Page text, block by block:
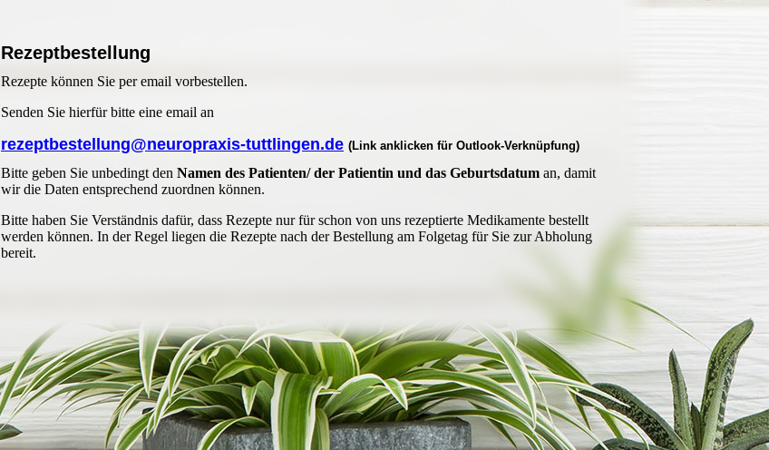
Rezeptbestellung
Rezepte können Sie per email vorbestellen.
Senden Sie hierfür bitte eine email an
rezeptbestellung@neuropraxis-tuttlingen.de (Link anklicken für Outlook-Verknüpfung)
Bitte geben Sie unbedingt den Namen des Patienten/ der Patientin und das Geburtsdatum an, damit
wir die Daten entsprechend zuordnen können.
Bitte haben Sie Verständnis dafür, dass Rezepte nur für schon von uns rezeptierte Medikamente bestellt
werden können. In der Regel liegen die Rezepte nach der Bestellung am Folgetag für Sie zur Abholung
bereit.